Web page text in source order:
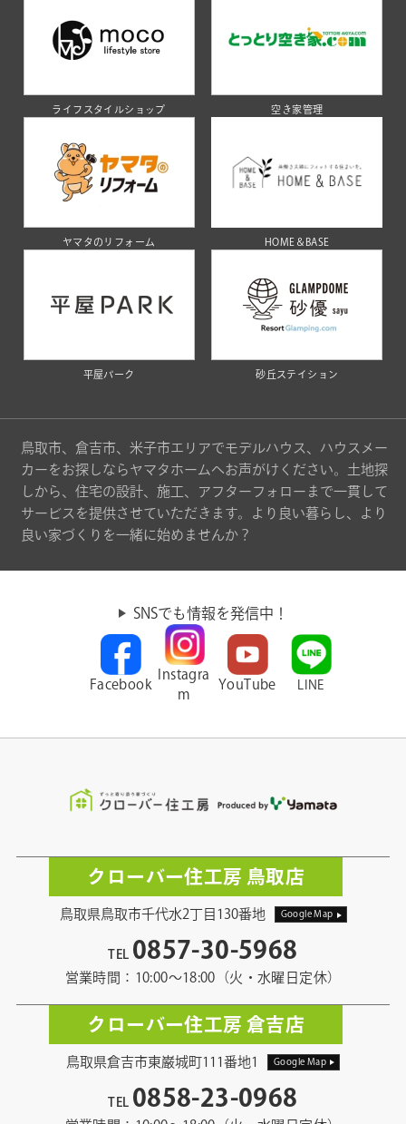
ライフスタイルショップ 空き家管理
ヤマタのリフォーム HOME＆BASE
平屋パーク 砂丘ステイション
鳥取市、倉吉市、米子市エリアでモデルハウス、ハウスメー
カーをお探しならヤマタホームへお声がけください。土地探
しから、住宅の設計、施工、アフターフォローまで一貫して
サービスを提供させていただきます。より良い暮らし、より
良い家づくりを一緒に始めませんか？
SNSでも情報を発信中！
Facebook
Instagra
m
YouTube LINE
クローバー住工房 鳥取店
鳥取県鳥取市千代水2丁目130番地 Google Map
TEL 0857-30-5968
営業時間：10:00〜18:00（火・水曜日定休）
クローバー住工房 倉吉店
鳥取県倉吉市東巌城町111番地1 Google Map
TEL 0858-23-0968